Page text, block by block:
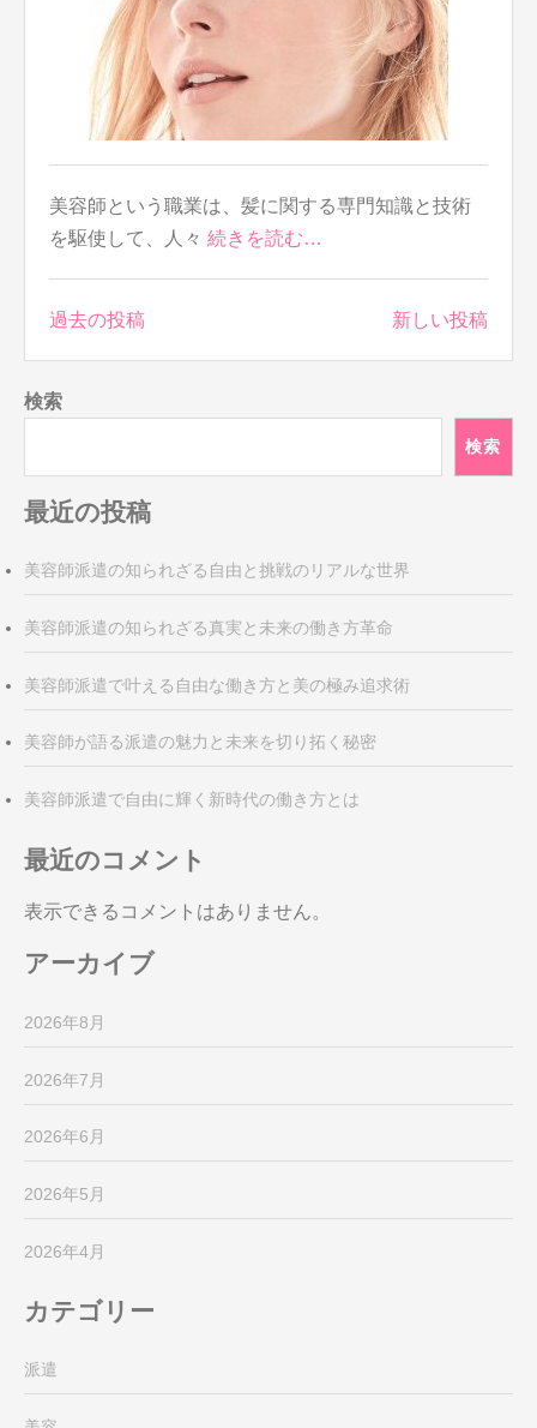
美容師という職業は、髪に関する専門知識と技術
を駆使して、人々 続きを読む…
投
ビ
シ
ョ
ン
過去の投稿 新しい投稿
検索
検索
最近の投稿
美容師派遣の知られざる自由と挑戦のリアルな世界
美容師派遣の知られざる真実と未来の働き方革命
美容師派遣で叶える自由な働き方と美の極み追求術
美容師が語る派遣の魅力と未来を切り拓く秘密
美容師派遣で自由に輝く新時代の働き方とは
最近のコメント
表示できるコメントはありません。
アーカイブ
2026年8月
2026年7月
2026年6月
2026年5月
2026年4月
カテゴリー
派遣